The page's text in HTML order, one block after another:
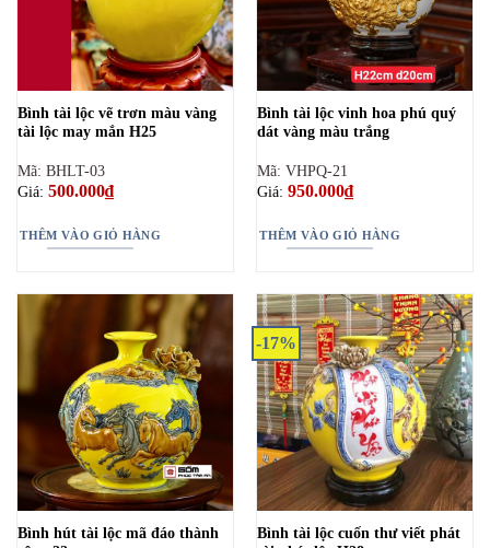
Bình tài lộc vẽ trơn màu vàng
tài lộc may mắn H25
Mã: BHLT-03
Giá: 500.000₫
THÊM VÀO GIỎ HÀNG
Bình tài lộc vinh hoa phú quý
dát vàng màu trắng
Mã: VHPQ-21
Giá: 950.000₫
THÊM VÀO GIỎ HÀNG
Bình hút tài lộc mã đáo thành
-17%
Bình tài lộc cuốn thư viết phát